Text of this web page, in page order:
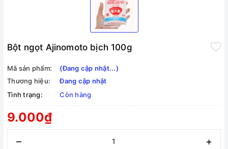
Bột ngọt Ajinomoto bịch 100g
Mã sản phẩm:
(Đang cập nhật...)
Thương hiệu:
Đang cập nhật
Tình trạng:
Còn hàng
9.000₫
– +